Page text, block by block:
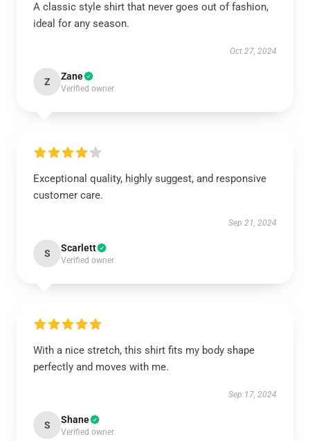
A classic style shirt that never goes out of fashion,
ideal for any season.
Oct 27, 2024
Z Zane
Verified owner
Exceptional quality, highly suggest, and responsive
customer care.
Sep 21, 2024
S Scarlett
Verified owner
With a nice stretch, this shirt fits my body shape
perfectly and moves with me.
Sep 17, 2024
S Shane
Verified owner